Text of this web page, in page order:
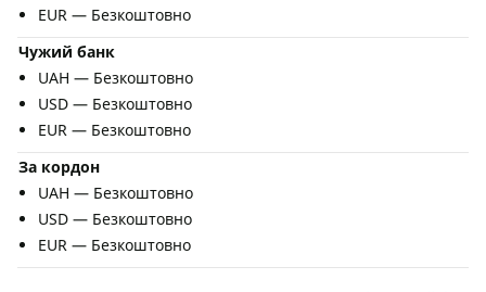
EUR — Безкоштовно
Чужий банк
UAH — Безкоштовно
USD — Безкоштовно
EUR — Безкоштовно
За кордон
UAH — Безкоштовно
USD — Безкоштовно
EUR — Безкоштовно